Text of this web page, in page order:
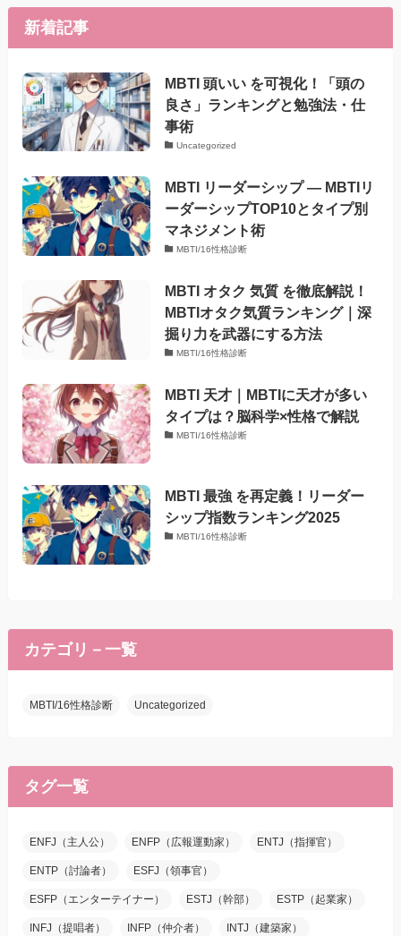
新着記事
MBTI 頭いい を可視化！「頭の
良さ」ランキングと勉強法・仕
事術
Uncategorized
MBTI リーダーシップ — MBTIリ
ーダーシップTOP10とタイプ別
マネジメント術
MBTI/16性格診断
MBTI オタク 気質 を徹底解説！
MBTIオタク気質ランキング｜深
掘り力を武器にする方法
MBTI/16性格診断
MBTI 天才｜MBTIに天才が多い
タイプは？脳科学×性格で解説
MBTI/16性格診断
MBTI 最強 を再定義！リーダー
シップ指数ランキング2025
MBTI/16性格診断
カテゴリ－一覧
MBTI/16性格診断 Uncategorized
タグ一覧
ENFJ（主人公） ENFP（広報運動家） ENTJ（指揮官）
ENTP（討論者） ESFJ（領事官）
ESFP（エンターテイナー） ESTJ（幹部） ESTP（起業家）
INFJ（提唱者） INFP（仲介者） INTJ（建築家）